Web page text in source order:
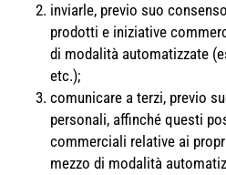
inviarle, previo suo
prodotti e iniziative
di modalità automatizzate
etc.);
comunicare a terzi, previo
personali, affinché questi
commerciali relative ai
mezzo di modalità